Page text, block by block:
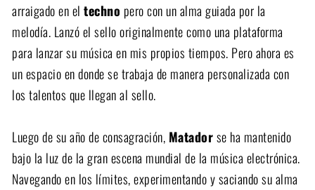
arraigado en el techno pero con un alma guiada por la
melodía. Lanzó el sello originalmente como una plataforma
para lanzar su música en mis propios tiempos. Pero ahora es
un espacio en donde se trabaja de manera personalizada con
los talentos que llegan al sello.
Luego de su año de consagración, Matadorse ha mantenido
bajo la luz de la gran escena mundial de la música electrónica.
Navegando en los límites, experimentando y saciando su alma